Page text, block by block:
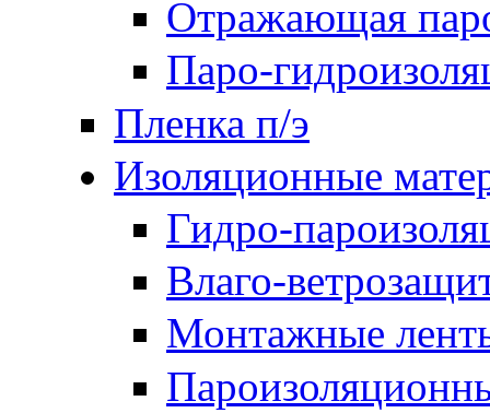
Отражающая
Паро-
Пленка п/э
Изоляционные
Гидро-
Влаго-
Монтажные